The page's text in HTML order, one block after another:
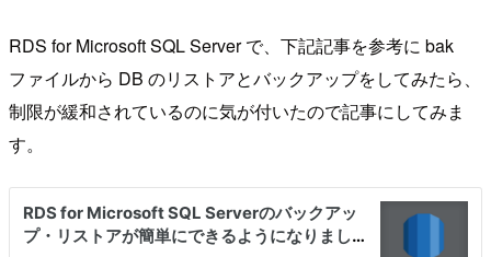
RDS for Microsoft SQL Server で、下記記事を参考に bak
ファイルから DB のリストアとバックアップをしてみたら、
制限が緩和されているのに気が付いたので記事にしてみま
す。